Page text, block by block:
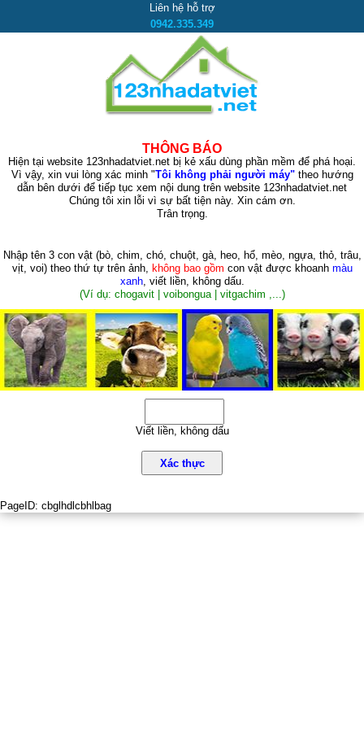
Liên hệ hỗ trợ
0942.335.349
THÔNG BÁO
Hiện tại website 123nhadatviet.net bị kẻ xấu dùng phần mềm để phá hoại.
Vì vậy, xin vui lòng xác minh "Tôi không phải người máy"theo hướng
dẫn bên dưới để tiếp tục xem nội dung trên website 123nhadatviet.net
Chúng tôi xin lỗi vì sự bất tiện này. Xin cám ơn.
Trân trọng.
Nhập tên 3 con vật (bò, chim, chó, chuột, gà, heo, hổ, mèo, ngựa, thỏ, trâu,
vịt, voi)theo thứ tự trên ảnh, không bao gồm con vật được khoanh màu
xanh, viết liền, không dấu.
(Ví dụ: chogavit | voibongua | vitgachim ,...)
Viết liền, không dấu
Xác thực
PageID: cbglhdlcbhlbag